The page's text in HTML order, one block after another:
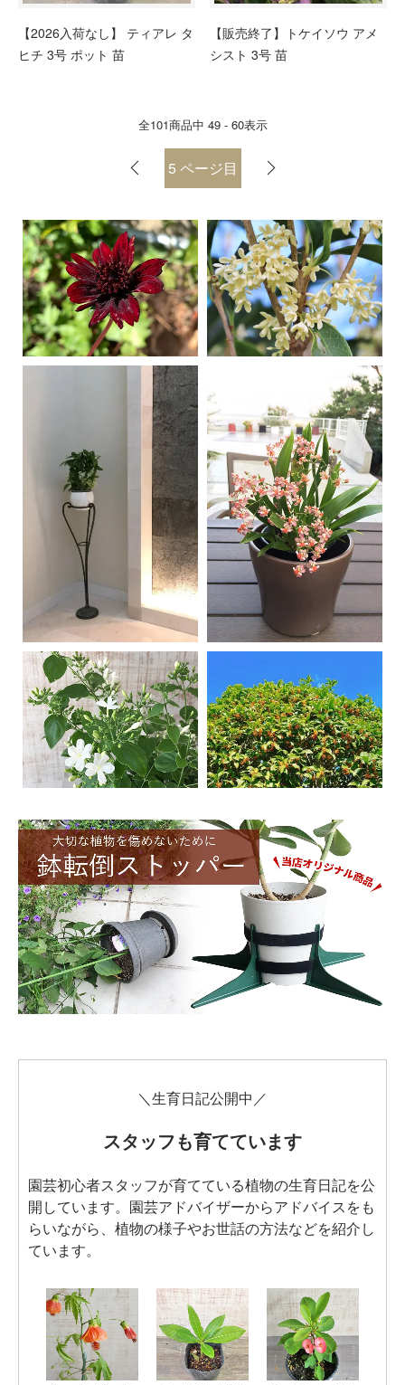
【2026入荷なし】 ティアレ タ
ヒチ 3号 ポット 苗
【販売終了】トケイソウ アメ
シスト 3号 苗
全101商品中 49 - 60表示
5 ページ目
＼生育日記公開中／
スタッフも育てています
園芸初心者スタッフが育てている植物の生育日記を公
開しています。園芸アドバイザーからアドバイスをも
らいながら、植物の様子やお世話の方法などを紹介し
ています。